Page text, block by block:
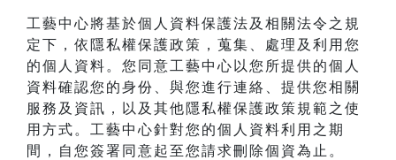
工藝中心將基於個人資料保護法及相關法令之規
定下，依隱私權保護政策，蒐集、處理及利用您
的個人資料。您同意工藝中心以您所提供的個人
資料確認您的身份、與您進行連絡、提供您相關
服務及資訊，以及其他隱私權保護政策規範之使
用方式。工藝中心針對您的個人資料利用之期
間，自您簽署同意起至您請求刪除個資為止。